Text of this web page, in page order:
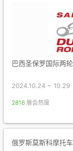
巴西圣保罗国际两
2024.10.24 ~ 10.29
2816 展会热度
俄罗斯莫斯科摩托